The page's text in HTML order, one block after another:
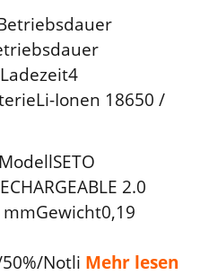
Ionen 18650 /
ModellSETO
2.0
Notli Mehr lesen